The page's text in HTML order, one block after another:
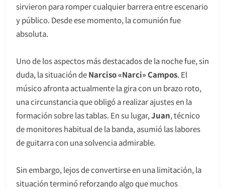
sirvieron para romper cualquier barrera entre escenario
y público. Desde ese momento, la comunión fue
absoluta.
Uno de los aspectos más destacados de la noche fue, sin
duda, la situación deNarciso «Narci» Campos. El
músico afronta actualmente la gira con un brazo roto,
una circunstancia que obligó a realizar ajustes en la
formación sobre las tablas. En su lugar,Juan, técnico
de monitores habitual de la banda, asumió las labores
de guitarra con una solvencia admirable.
Sin embargo, lejos de convertirse en una limitación, la
situación terminó reforzando algo que muchos